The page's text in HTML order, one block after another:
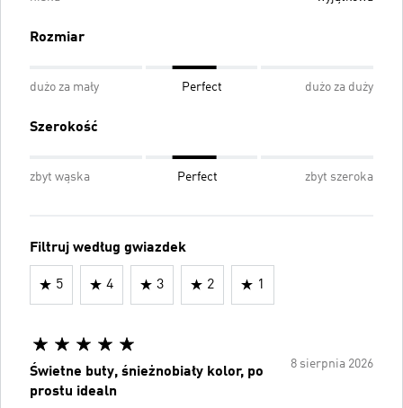
Rozmiar
dużo za mały Perfect dużo za duży
Szerokość
zbyt wąska Perfect zbyt szeroka
Filtruj według gwiazdek
5 4 3 2 1
8 sierpnia 2026
Świetne buty, śnieżnobiały kolor, po
prostu idealn